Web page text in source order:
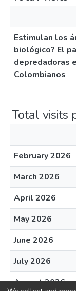
Estimulan los
biológico? El
depredadoras
Colombianos
Total visits
February 2026
March 2026
April 2026
May 2026
June 2026
July 2026
August 2026